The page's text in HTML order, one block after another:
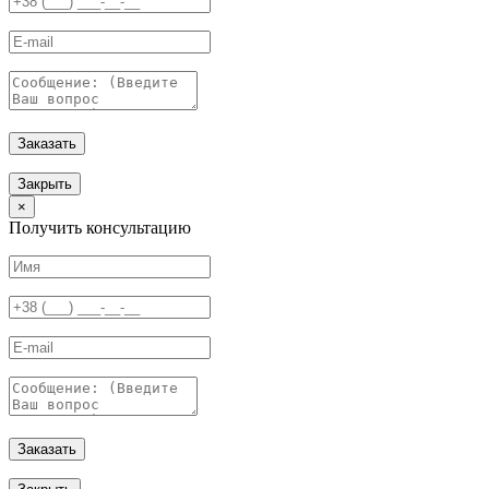
Заказать
Закрыть
×
Получить консультацию
Заказать